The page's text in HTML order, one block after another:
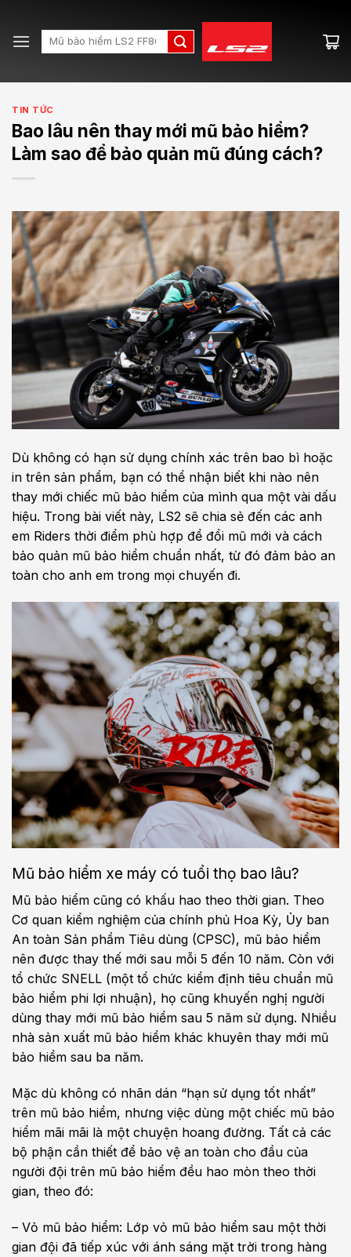
content
Search
for:
TIN TỨC
Bao lâu nên thay mới mũ bảo hiểm?
Làm sao để bảo quản mũ đúng cách?
Dù không có hạn sử dụng chính xác trên bao bì hoặc
in trên sản phẩm, bạn có thể nhận biết khi nào nên
thay mới chiếc mũ bảo hiểm của mình qua một vài dấu
hiệu. Trong bài viết này, LS2 sẽ chia sẻ đến các anh
em Riders thời điểm phù hợp để đổi mũ mới và cách
bảo quản mũ bảo hiểm chuẩn nhất, từ đó đảm bảo an
toàn cho anh em trong mọi chuyến đi.
Mũ bảo hiểm xe máy có tuổi thọ bao lâu?
Mũ bảo hiểm cũng có khấu hao theo thời gian. Theo
Cơ quan kiểm nghiệm của chính phủ Hoa Kỳ, Ủy ban
An toàn Sản phẩm Tiêu dùng (CPSC), mũ bảo hiểm
nên được thay thế mới sau mỗi 5 đến 10 năm. Còn với
tổ chức SNELL (một tổ chức kiểm định tiêu chuẩn mũ
bảo hiểm phi lợi nhuận), họ cũng khuyến nghị người
dùng thay mới mũ bảo hiểm sau 5 năm sử dụng. Nhiều
nhà sản xuất mũ bảo hiểm khác khuyên thay mới mũ
bảo hiểm sau ba năm.
Mặc dù không có nhãn dán “hạn sử dụng tốt nhất”
trên mũ bảo hiểm, nhưng việc dùng một chiếc mũ bảo
hiểm mãi mãi là một chuyện hoang đường. Tất cả các
bộ phận cần thiết để bảo vệ an toàn cho đầu của
người đội trên mũ bảo hiểm đều hao mòn theo thời
gian, theo đó:
– Vỏ mũ bảo hiểm: Lớp vỏ mũ bảo hiểm sau một thời
gian đội đã tiếp xúc với ánh sáng mặt trời trong hàng